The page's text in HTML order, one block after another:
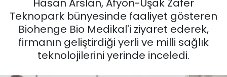
Hasan Arslan, Afyon-Uşak Zafer
Teknopark bünyesinde faaliyet gösteren
Biohenge Bio Medikal'i ziyaret ederek,
firmanın geliştirdiği yerli ve milli sağlık
teknolojilerini yerinde inceledi.
SİYASET
EĞİTİM
MAGAZİN
Tüm Manşetler
Son Dakika Haberleri
Haber Arşivi